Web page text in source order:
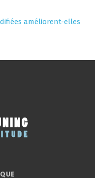
améliorent-elles